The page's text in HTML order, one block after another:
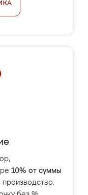
10% от суммы
производство.